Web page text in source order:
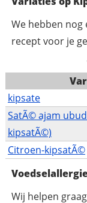
We hebben
recept voor je
kipsate
SatÃ© ajam
kipsatÃ©)
Citroen-kipsatÃ©
Wij helpen